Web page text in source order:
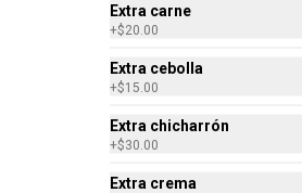
Chilafit Blue Pollon 350gr
rellenos de pollo molido asados al
Extra carne
+$20.00
Extra cebolla
+$15.00
Extra chicharrón
+$30.00
Extra crema